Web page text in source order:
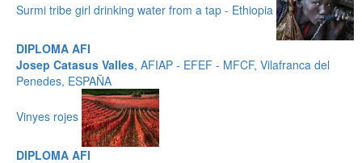
Surmi tribe girl drinking water from a tap - Ethiopia
DIPLOMA AFI
Josep Catasus Valles, AFIAP - EFEF - MFCF, Vilafranca del
Penedes, ESPAÑA
Vinyes rojes
DIPLOMA AFI